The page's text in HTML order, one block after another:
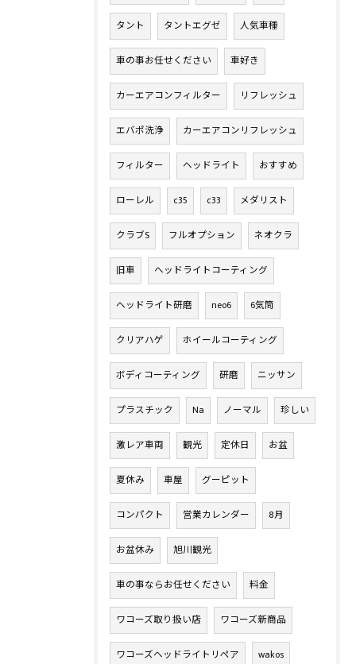
タント タントエグゼ 人気車種
車の事お任せください 車好き
カーエアコンフィルター リフレッシュ
エバポ洗浄 カーエアコンリフレッシュ
フィルター ヘッドライト おすすめ
ローレル c35 c33 メダリスト
クラブS フルオプション ネオクラ
旧車 ヘッドライトコーティング
ヘッドライト研磨 neo6 6気筒
クリアハゲ ホイールコーティング
ボディコーティング 研磨 ニッサン
プラスチック Na ノーマル 珍しい
激レア車両 観光 定休日 お盆
夏休み 車屋 グーピット
コンパクト 営業カレンダー 8月
お盆休み 旭川観光
車の事ならお任せください 料金
ワコーズ取り扱い店 ワコーズ新商品
ワコーズヘッドライトリペア wakos